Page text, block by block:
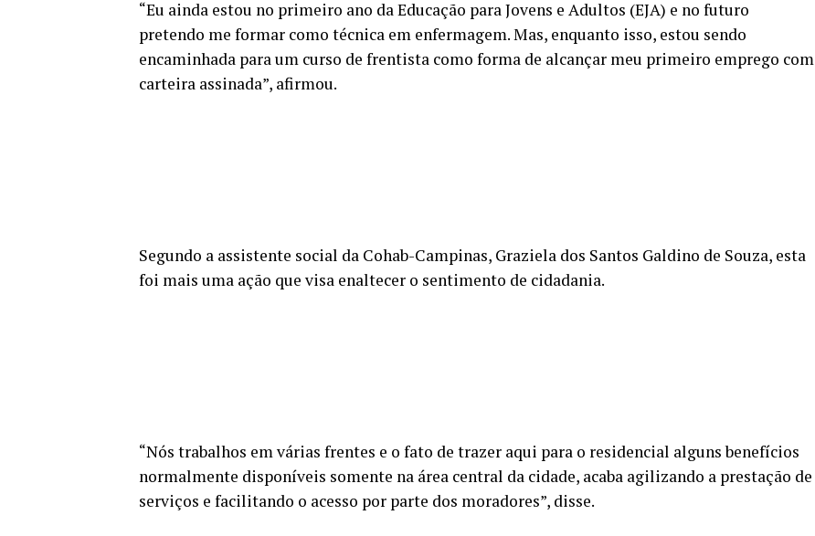
“Eu ainda estou no primeiro ano da Educação para Jovens e Adultos (EJA) e no futuro
pretendo me formar como técnica em enfermagem. Mas, enquanto isso, estou sendo
encaminhada para um curso de frentista como forma de alcançar meu primeiro emprego com
carteira assinada”, afirmou.
Segundo a assistente social da Cohab-Campinas, Graziela dos Santos Galdino de Souza, esta
foi mais uma ação que visa enaltecer o sentimento de cidadania.
“Nós trabalhos em várias frentes e o fato de trazer aqui para o residencial alguns benefícios
normalmente disponíveis somente na área central da cidade, acaba agilizando a prestação de
serviços e facilitando o acesso por parte dos moradores”, disse.